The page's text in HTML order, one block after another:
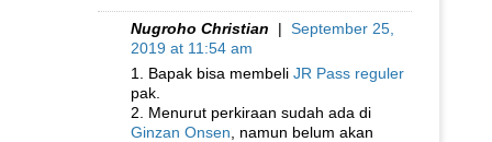
Nugroho Christian | September 25,
2019 at 11:54 am
1. Bapak bisa membeli JR Pass reguler
pak.
2. Menurut perkiraan sudah ada di
Ginzan Onsen , namun belum akan